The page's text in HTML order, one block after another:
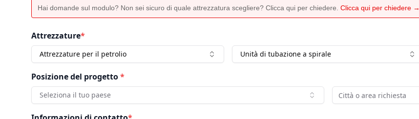
Hai domande sul modulo? Non sei sicuro di quale attrezzatura scegliere? Clicca qui per chiedere. Clicca qui per chiedere →
Attrezzature*
Attrezzature per il petrolio Unità di tubazione a spirale
Posizione del progetto*
Seleziona il tuo paese